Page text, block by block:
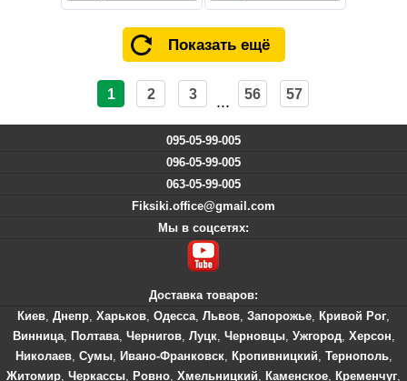
Показать ещё
1 2 3 ... 56 57
095-05-99-005
096-05-99-005
063-05-99-005
Fiksiki.office@gmail.com
Мы в соцсетях:
Доставка товаров:
Киев, Днепр, Харьков, Одесса, Львов, Запорожье, Кривой Рог,
Винница, Полтава, Чернигов, Луцк, Черновцы, Ужгород, Херсон,
Николаев, Сумы, Ивано-Франковск, Кропивницкий, Тернополь,
Житомир, Черкассы, Ровно, Хмельницкий, Каменское, Кременчуг,